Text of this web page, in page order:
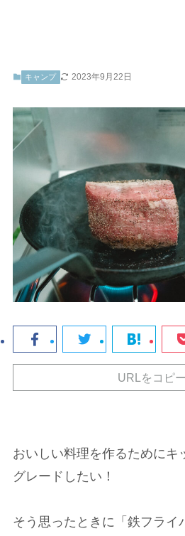
キャンプ 2023年9月22日
URLをコピ
おいしい料理を作るためにキ
グレードしたい！
そう思ったときに「鉄フライ